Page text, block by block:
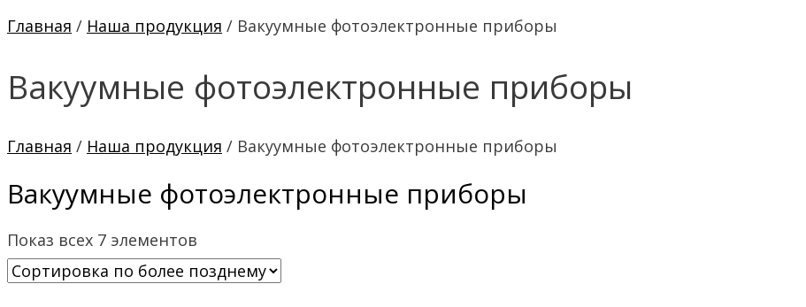
Главная / Наша продукция / Вакуумные фотоэлектронные приборы
Вакуумные фотоэлектронные приборы
Главная / Наша продукция / Вакуумные фотоэлектронные приборы
Вакуумные фотоэлектронные приборы
Показ всех 7 элементов